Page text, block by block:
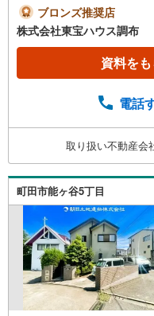
弊社へのご来社な
ば周辺環境、お客
いたします。■お
をご用意してま
いった状態でも
ーとして暮らしの
ブロンズ推奨店
株式会社東宝ハウス調布
資料をも
電話
取り扱い不動産会
町田市能ヶ谷5丁目